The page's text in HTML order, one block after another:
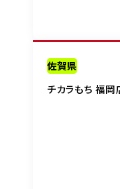
佐賀県
チカラもち 福